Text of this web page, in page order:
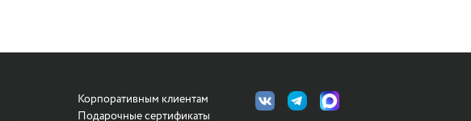
Корпоративным клиентам
Подарочные сертификаты